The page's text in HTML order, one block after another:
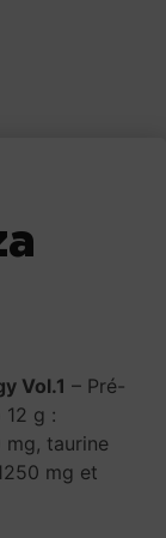
Vol.1 – Pré-
g :
taurine
mg et